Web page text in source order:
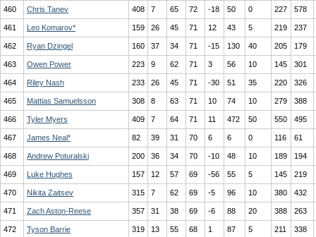
460 Chris Tanev 408 7 65 72 -18 50 0 227 578
461 Leo Komarov* 159 26 45 71 12 43 5 219 237
462 Ryan Dzingel 160 37 34 71 -15 130 40 205 179
463 Owen Power 223 9 62 71 3 56 10 145 301
464 Riley Nash 233 26 45 71 -30 51 35 220 326
465 Mattias Samuelsson 308 8 63 71 10 74 10 279 388
466 Tyler Myers 409 7 64 71 11 472 50 550 495
467 James Neal* 82 39 31 70 6 6 0 116 61
468 Andrew Poturalski 200 36 34 70 -10 48 10 189 194
469 Luke Hughes 157 12 57 69 -56 55 5 145 219
470 Nikita Zaitsev 315 7 62 69 -5 96 10 380 432
471 Zach Aston-Reese 357 31 38 69 -6 88 20 388 263
472 Tyson Barrie 319 13 55 68 1 87 5 211 338